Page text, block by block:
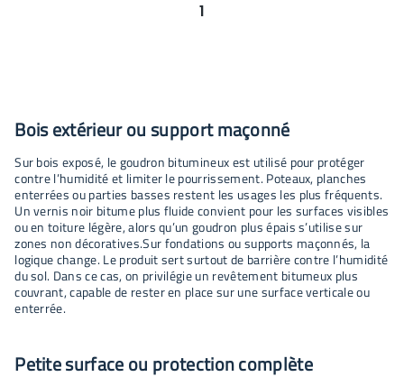
1
Bois extérieur ou support maçonné
Sur bois exposé, le goudron bitumineux est utilisé pour protéger
contre l’humidité et limiter le pourrissement. Poteaux, planches
enterrées ou parties basses restent les usages les plus fréquents.
Un vernis noir bitume plus fluide convient pour les surfaces visibles
ou en toiture légère, alors qu’un goudron plus épais s’utilise sur
zones non décoratives.Sur fondations ou supports maçonnés, la
logique change. Le produit sert surtout de barrière contre l’humidité
du sol. Dans ce cas, on privilégie un revêtement bitumeux plus
couvrant, capable de rester en place sur une surface verticale ou
enterrée.
Petite surface ou protection complète